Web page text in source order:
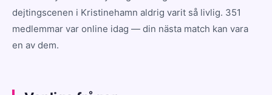
dejtingscenen i Kristinehamn aldrig varit så livlig. 351
medlemmar var online idag — din nästa match kan vara
en av dem.